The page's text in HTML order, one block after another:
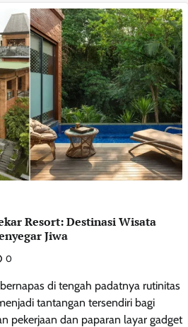
Resort: Destinasi Wisata
Jiwa
0
di tengah padatnya rutinitas
tantangan tersendiri bagi
pekerjaan dan paparan layar gadget